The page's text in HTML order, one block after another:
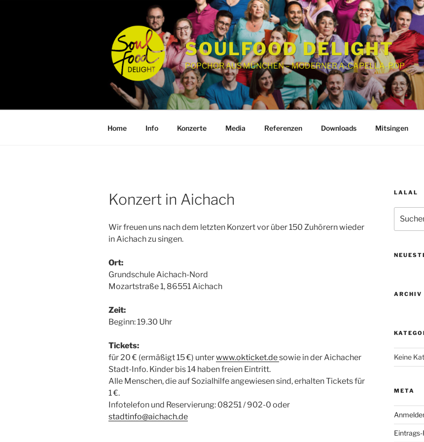
SOULFOOD DELIGHT
POPCHOR AUS MÜNCHEN – MODERNER A-CAPELLA-POP
Home Info Konzerte Media Referenzen Downloads Mitsingen
Konzert in Aichach
Wir freuen uns nach dem letzten Konzert vor über 150 Zuhörern wieder
in Aichach zu singen.
Ort:
Grundschule Aichach-Nord
Mozartstraße 1, 86551 Aichach
Zeit:
Beginn: 19.30 Uhr
Tickets:
für 20 € (ermäßigt 15 €) unterwww.okticket.desowie in der Aichacher
Stadt-Info. Kinder bis 14 haben freien Eintritt.
Alle Menschen, die auf Sozialhilfe angewiesen sind, erhalten Tickets für
1 €.
Infotelefon und Reservierung: 08251 / 902-0 oder
stadtinfo@aichach.de
LALAL
nach:
ARCHIV
Keine
META
Eintrags-